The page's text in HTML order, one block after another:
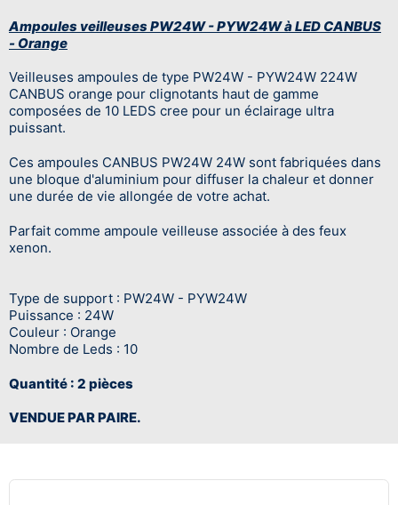
Ampoules veilleuses PW24W - PYW24W à LED CANBUS
- Orange
Veilleuses ampoules de type PW24W - PYW24W 224W
CANBUS orange pour clignotants haut de gamme
composées de 10 LEDS cree pour un éclairage ultra
puissant.
Ces ampoules CANBUS PW24W 24W sont fabriquées dans
une bloque d'aluminium pour diffuser la chaleur et donner
une durée de vie allongée de votre achat.
Parfait comme ampoule veilleuse associée à des feux
xenon.
Type de support : PW24W - PYW24W
Puissance : 24W
Couleur : Orange
Nombre de Leds : 10
Quantité : 2 pièces
VENDUE PAR PAIRE.